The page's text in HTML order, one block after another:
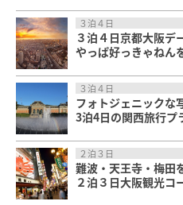
３泊４日
３泊４日京都大阪デ
やっぱ好っきゃねん
３泊４日
フォトジェニックな
3泊4日の関西旅行プ
２泊３日
難波・天王寺・梅田
２泊３日大阪観光コ